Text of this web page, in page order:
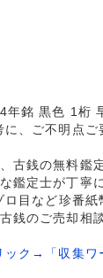
銘 黒色 1桁
、ご不明点
古銭の無料鑑
鑑定士が丁寧
目など珍番紙
銭のご売却相
ック→「収集